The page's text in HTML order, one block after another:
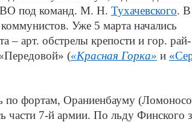
ВО под ко­манд. М. Н. Ту­ха­чев­ско­го. В
Уже 5 мар­та на­ча­лись
– арт. об­стре­лы кре­по­сти и гор. рай­
(«Крас­ная Гор­ка» и
по фор­там, Ора­ни­ен­бау­му
час­ти 7-й ар­мии. По льду Фин­ско­го